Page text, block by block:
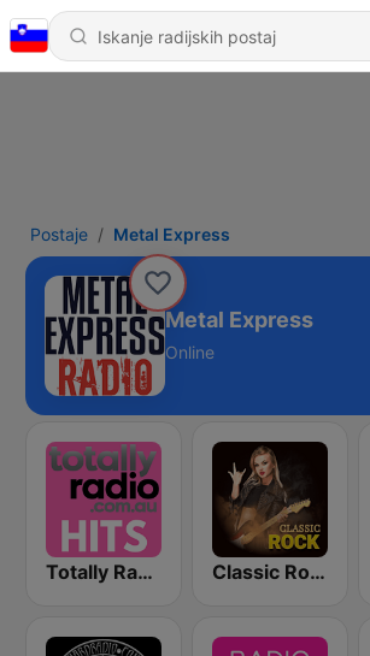
Postaje Metal Express
Metal Express
Online
Totally Radio Hits Classic Rock Station